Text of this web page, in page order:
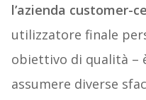
l’azienda customer-
utilizzatore finale
obiettivo di qualità –
assumere diverse